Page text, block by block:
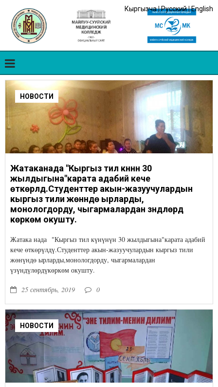
Кыргызча|Русский|English
НОВОСТИ
Жатаканада "Кыргыз тил күнүнүн 30
жылдыгына"карата адабий кече
өткөрүлдү.Студенттер акын-жазуучулардын
кыргыз тили жөнүндө ырларды,
монологдорду, чыгармалардан үзүндүлөрдү
көркөм окушту.
Жатака нада "Кыргыз тил күнүнүн 30 жылдыгына"карата адабий
кече өткөрүлдү.Студенттер акын-жазуучулардын кыргыз тили
жөнүндө ырларды,монологдорду, чыгармалардан
үзүндүлөрдүкөркөм окушту.
25 сентябрь, 2019 0
НОВОСТИ